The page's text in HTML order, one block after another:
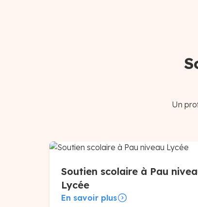
Un
Soutien scolaire à Pau
Lycée
En savoir plus